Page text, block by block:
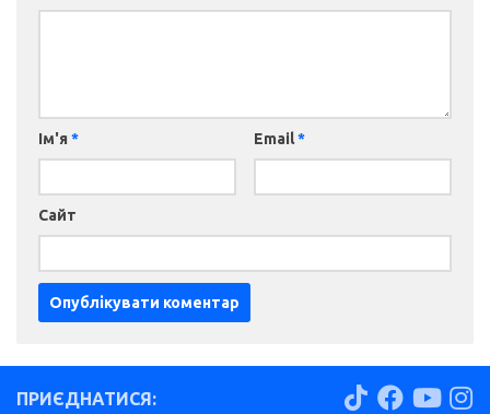
Ім'я * Email*
Сайт
ПРИЄДНАТИСЯ: